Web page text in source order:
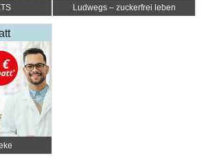
Ludwegs – zuckerfrei leben